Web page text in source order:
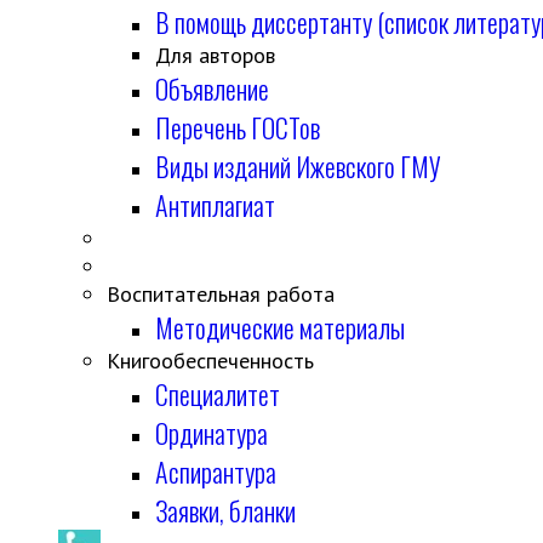
В помощь диссертанту (список
Для авторов
Объявление
Перечень ГОСТов
Виды изданий Ижевского ГМУ
Антиплагиат
Воспитательная работа
Методические материалы
Книгообеспеченность
Специалитет
Ординатура
Аспирантура
Заявки, бланки